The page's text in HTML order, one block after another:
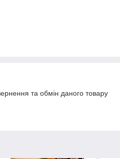
та обмін даного товару